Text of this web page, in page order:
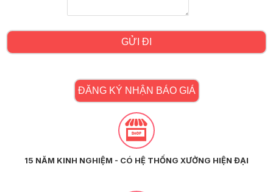
GỬI ĐI
ĐĂNG KÝ NHẬN BÁO GIÁ
15 NĂM KINH NGHIỆM - CÓ HỆ THỐNG XƯỞNG HIỆN ĐẠI